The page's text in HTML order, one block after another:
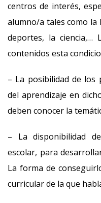
centros de interés,
alumno/a tales como la
deportes, la ciencia,…
contenidos esta
– La posibilidad de los
del aprendizaje en
deben conocer la
– La disponibilidad
escolar, para
La forma de
curricular de la que